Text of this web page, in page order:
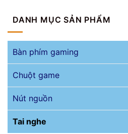
DANH MỤC SẢN PHẨM
Bàn phím gaming
Chuột game
Nút nguồn
Tai nghe